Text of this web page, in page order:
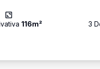
116m² 3